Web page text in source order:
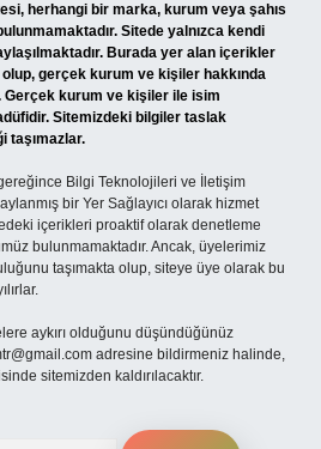
herhangi bir marka, kurum veya şahıs
Sitede yalnızca kendi
Burada yer alan içerikler
gerçek kurum ve kişiler hakkında
Gerçek kurum ve kişiler ile isim
Sitemizdeki bilgiler taslak
taşımazlar.
Bilgi Teknolojileri ve İletişim
bir Yer Sağlayıcı olarak hizmet
içerikleri proaktif olarak denetleme
bulunmamaktadır. Ancak, üyelerimiz
taşımakta olup, siteye üye olarak bu
aykırı olduğunu düşündüğünüz
adresine bildirmeniz halinde,
sitemizden kaldırılacaktır.